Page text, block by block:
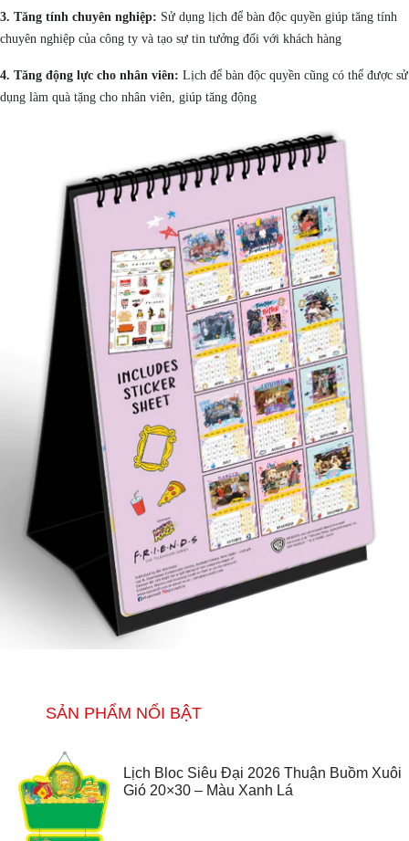
3. Tăng tính chuyên nghiệp: Sử dụng lịch để bàn độc quyền giúp tăng tính
chuyên nghiệp của công ty và tạo sự tin tưởng đối với khách hàng
4. Tăng động lực cho nhân viên: Lịch để bàn độc quyền cũng có thể được sử
dụng làm quà tặng cho nhân viên, giúp tăng động
SẢN PHẨM NỔI BẬT
Lịch Bloc Siêu Đại 2026 Thuận Buồm Xuôi
Gió 20×30 – Màu Xanh Lá